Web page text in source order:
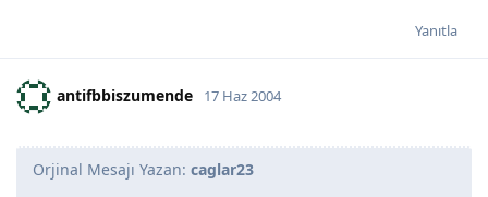
Yanıtla
antifbbiszumende 17 Haz 2004
Orjinal Mesajı Yazan: caglar23